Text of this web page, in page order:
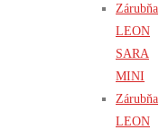
Zárubňa
LEON
SARA
MINI
Zárubňa
LEON